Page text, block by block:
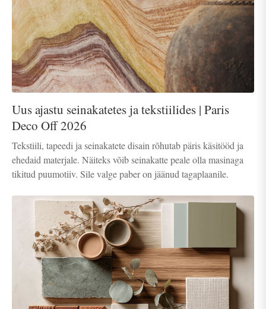
Uus ajastu seinakatetes ja tekstiilides | Paris
Deco Off 2026
Tekstiili, tapeedi ja seinakatete disain rõhutab päris käsitööd ja
ehedaid materjale. Näiteks võib seinakatte peale olla masinaga
tikitud puumotiiv. Sile valge paber on jäänud tagaplaanile.